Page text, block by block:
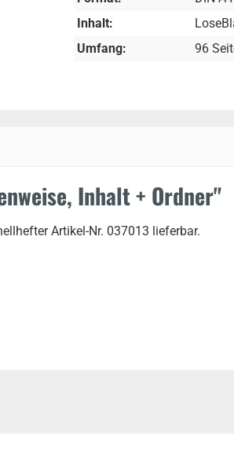
Inhalt:
Umfang:
96
Inhalt + Ordner"
Artikel-Nr. 037013 lieferbar.